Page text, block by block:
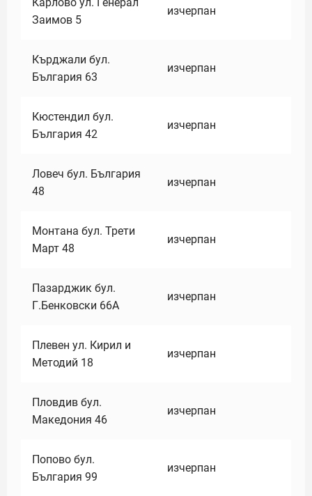
Заимов 5
изчерпан
Кърджали бул.
България 63
изчерпан
Кюстендил бул.
България 42
изчерпан
Ловеч бул. България
48
изчерпан
Монтана бул. Трети
Март 48
изчерпан
Пазарджик бул.
Г.Бенковски 66А
изчерпан
Плевен ул. Кирил и
Методий 18
изчерпан
Пловдив бул.
Македония 46
изчерпан
Попово бул.
България 99
изчерпан